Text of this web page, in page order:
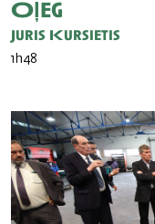
Oļeg
Juris Kursietis
1h48